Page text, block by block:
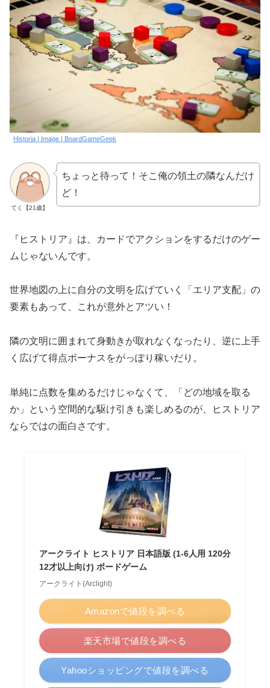
Historia | Image | BoardGameGeek
てく【21歳】
ちょっと待って！そこ俺の領土の隣なんだけ
ど！
『ヒストリア』は、カードでアクションをするだけのゲー
ムじゃないんです。
世界地図の上に自分の文明を広げていく「エリア支配」の
要素もあって、これが意外とアツい！
隣の文明に囲まれて身動きが取れなくなったり、逆に上手
く広げて得点ボーナスをがっぽり稼いだり。
単純に点数を集めるだけじゃなくて、「どの地域を取る
か」という空間的な駆け引きも楽しめるのが、ヒストリア
ならではの面白さです。
アークライト ヒストリア 日本語版 (1-6人用 120分
12才以上向け) ボードゲーム
アークライト(Arclight)
Amazonで値段を調べる
楽天市場で値段を調べる
Yahooショッピングで値段を調べる